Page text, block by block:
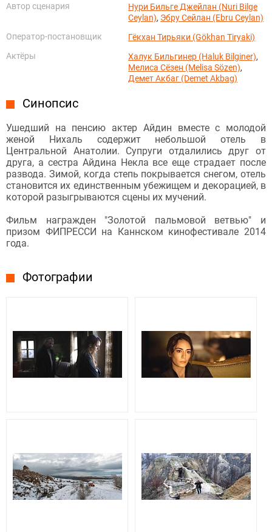
Автор сценария
Нури Бильге Джейлан (Nuri Bilge
Ceylan), Эбру Сейлан (Ebru Ceylan)
Оператор-постановщик
Гёкхан Тирьяки (Gökhan Tiryaki)
Актёры
Халук Бильгинер (Haluk Bilginer),
Мелиса Сёзен (Melisa Sözen),
Демет Акбаг (Demet Akbag)
Синопсис
Ушедший на пенсию актер Айдин вместе с молодой
женой Нихаль содержит небольшой отель в
Центральной Анатолии. Супруги отдалились друг от
друга, а сестра Айдина Некла все еще страдает после
развода. Зимой, когда степь покрывается снегом, отель
становится их единственным убежищем и декорацией, в
которой разыгрываются сцены их мучений.
Фильм награжден "Золотой пальмовой ветвью" и
призом ФИПРЕССИ на Каннском кинофестивале 2014
года.
Фотографии